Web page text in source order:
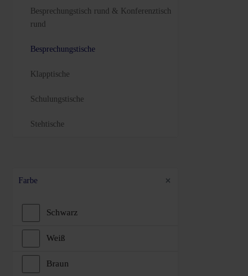
Besprechungstisch rund & Konferenztisch
rund
Besprechungstische
Klapptische
Schulungstische
Stehtische
Farbe
Schwarz
Weiß
Braun